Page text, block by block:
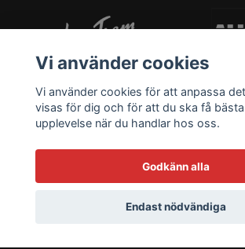
Vi använder cookies
Vi använder cookies för att anpassa
visas för dig och för att du ska få
upplevelse när du handlar hos oss.
Godkänn alla
Endast nödvändiga